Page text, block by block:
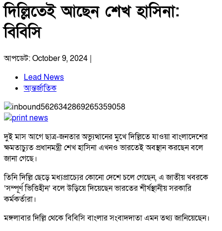
দিল্লিতেই আছেন শেখ হাসিনা:
বিবিসি
আপডেট: October 9, 2024 |
Lead News
আন্তর্জাতিক
দুই মাস আগে ছাত্র-জনতার অভ্যুত্থানের মুখে দিল্লিতে যাওয়া বাংলাদেশের
ক্ষমতাচ্যুত প্রধানমন্ত্রী শেখ হাসিনা এখনও ভারতেই অবস্থান করছেন বলে
জানা গেছে।
তিনি দিল্লি ছেড়ে মধ্যপ্রাচ্যের কোনো দেশে চলে গেছেন, এ জাতীয় খবরকে
‘সম্পূর্ণ ভিত্তিহীন’ বলে উড়িয়ে দিয়েছেন ভারতের শীর্ষস্থানীয় সরকারি
কর্মকর্তারা।
মঙ্গলাবার দিল্লি থেকে বিবিসি বাংলার সংবাদদাতা এমন তথ্য জানিয়েছেন।